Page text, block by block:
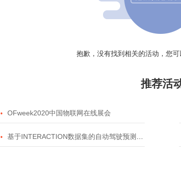
抱歉，没有找到相关的活动，您
推荐活
 OFweek2020中国物联网在线展会
 基于INTERACTION数据集的自动驾驶预测模型挑战赛